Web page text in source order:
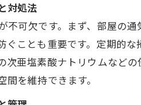
対処法
可欠です。まず、部屋の
ことも重要です。定期的
亜塩素酸ナトリウムなど
を維持できます。